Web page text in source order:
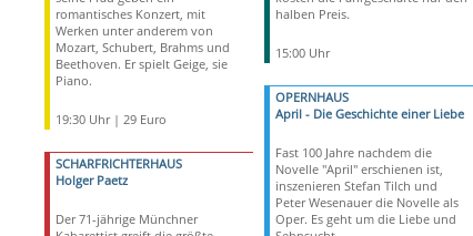
romantisches Konzert, mit
Werken unter anderem von
Mozart, Schubert, Brahms und
Beethoven. Er spielt Geige, sie
Piano.
19:30 Uhr | 29 Euro
SCHARFRICHTERHAUS
Holger Paetz
Der 71-jährige Münchner
halben Preis.
15:00 Uhr
OPERNHAUS
April - Die Geschichte einer Liebe
Fast 100 Jahre nachdem die
Novelle "April" erschienen ist,
inszenieren Stefan Tilch und
Peter Wesenauer die Novelle als
Oper. Es geht um die Liebe und